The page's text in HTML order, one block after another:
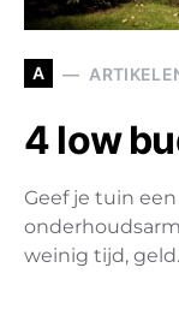
A
4 low
Geef je tuin
weinig tijd,